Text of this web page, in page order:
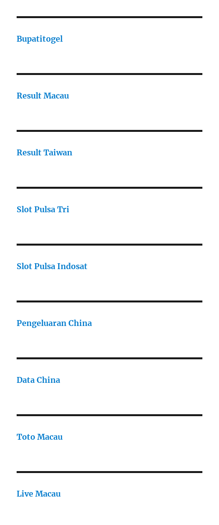
Bupatitogel
Result Macau
Result Taiwan
Slot Pulsa Tri
Slot Pulsa Indosat
Pengeluaran China
Data China
Toto Macau
Live Macau